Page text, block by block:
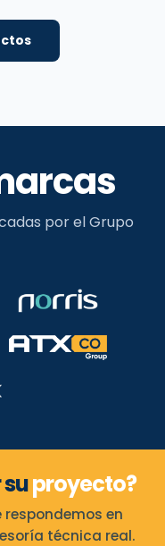
por el Grupo
proyecto?
respondemos en
técnica real.